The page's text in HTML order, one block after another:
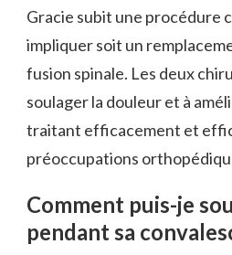
Gracie subit une procédure
impliquer soit un
fusion spinale. Les deux
soulager la douleur et à
traitant efficacement et
préoccupations
Comment puis-je
pendant sa